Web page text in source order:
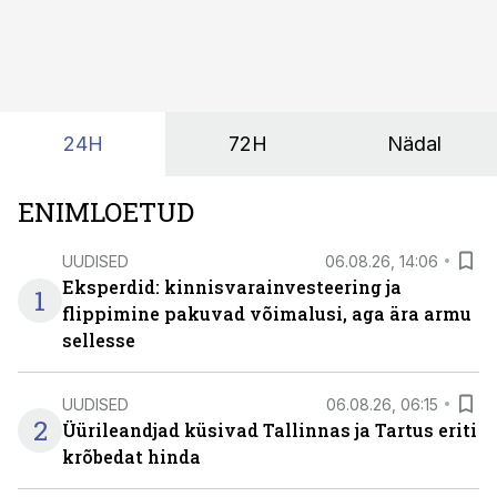
24H 72H Nädal
ENIMLOETUD
1
UUDISED 06.08.26, 14:06
Eksperdid: kinnisvarainvesteering ja
flippimine pakuvad võimalusi, aga ära armu
sellesse
2
UUDISED 06.08.26, 06:15
Üürileandjad küsivad Tallinnas ja Tartus eriti
krõbedat hinda